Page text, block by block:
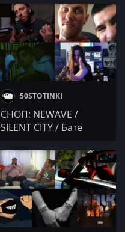
50STOTINKI
СНОП: NEWAVE /
SILENT CITY / Бате
Robbie Nikolov